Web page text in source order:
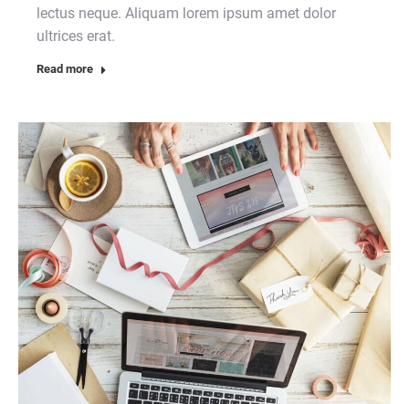
lectus neque. Aliquam lorem ipsum amet dolor
ultrices erat.
Read more